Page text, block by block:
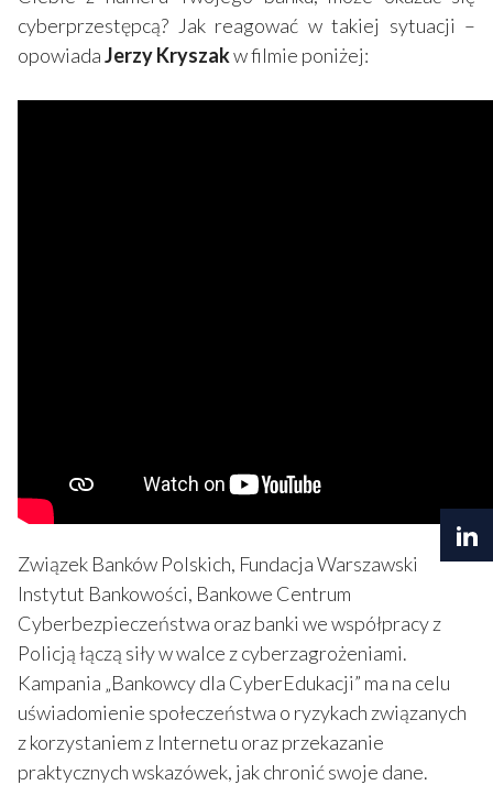
cyberprzestępcą? Jak reagować w takiej sytuacji –
opowiadaJerzy Kryszakw filmie poniżej:
Związek Banków Polskich, Fundacja Warszawski
Instytut Bankowości, Bankowe Centrum
Cyberbezpieczeństwa oraz banki we współpracy z
Policją łączą siły w walce z cyberzagrożeniami.
Kampania „Bankowcy dla CyberEdukacji” ma na celu
uświadomienie społeczeństwa o ryzykach związanych
z korzystaniem z Internetu oraz przekazanie
praktycznych wskazówek, jak chronić swoje dane.